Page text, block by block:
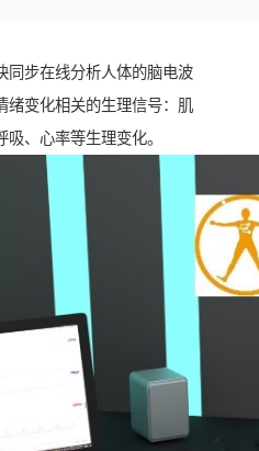
同步在线分析人体的脑电波
绪变化相关的生理信号：肌
、心率等生理变化。